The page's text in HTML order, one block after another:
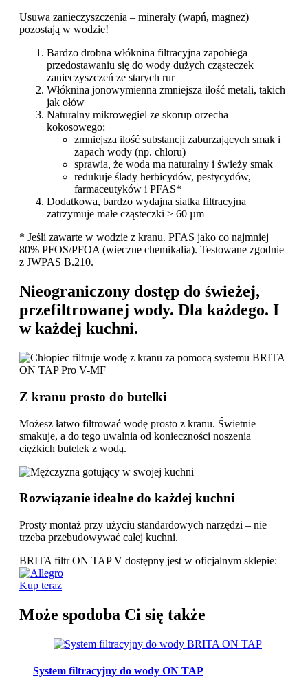
Usuwa zanieczyszczenia – minerały (wapń, magnez)
pozostają w wodzie!
Bardzo drobna włóknina filtracyjna zapobiega
przedostawaniu się do wody dużych cząsteczek
zanieczyszczeń ze starych rur
Włóknina jonowymienna zmniejsza ilość metali, takich
jak ołów
Naturalny mikrowęgiel ze skorup orzecha
kokosowego:
zmniejsza ilość substancji zaburzających smak i
zapach wody (np. chloru)
sprawia, że woda ma naturalny i świeży smak
redukuje ślady herbicydów, pestycydów,
farmaceutyków i PFAS*
Dodatkowa, bardzo wydajna siatka filtracyjna
zatrzymuje małe cząsteczki > 60 µm
* Jeśli zawarte w wodzie z kranu. PFAS jako co najmniej
80% PFOS/PFOA (wieczne chemikalia). Testowane zgodnie
z JWPAS B.210.
Nieograniczony dostęp do świeżej,
przefiltrowanej wody. Dla każdego. I
w każdej kuchni.
Z kranu prosto do butelki
Możesz łatwo filtrować wodę prosto z kranu. Świetnie
smakuje, a do tego uwalnia od konieczności noszenia
ciężkich butelek z wodą.
Rozwiązanie idealne do każdej kuchni
Prosty montaż przy użyciu standardowych narzędzi – nie
trzeba przebudowywać całej kuchni.
BRITA filtr ON TAP V dostępny jest w oficjalnym sklepie:
Kup teraz
Może spodoba Ci się także
System filtracyjny do wody ON TAP